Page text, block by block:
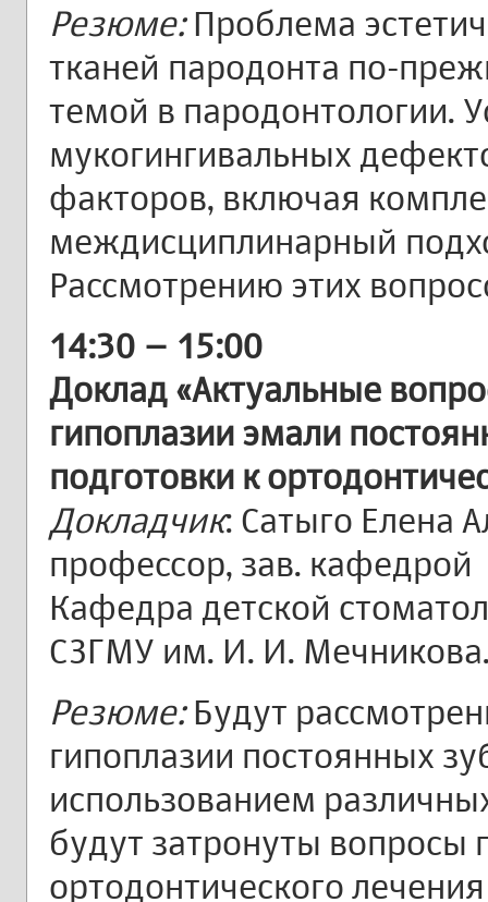
Резюме:Проблема
тканей пародонта по-
темой в пародонтологии.
мукогингивальных
факторов, включая
междисциплинарный
Рассмотрению этих
14:30 – 15:00
Доклад «Актуальные
гипоплазии эмали
подготовки к
Докладчик: Сатыго Елена
профессор, зав. кафедрой
Кафедра детской
СЗГМУ им. И. И.
Резюме:Будут
гипоплазии постоянных
использованием
будут затронуты вопросы
ортодонтического